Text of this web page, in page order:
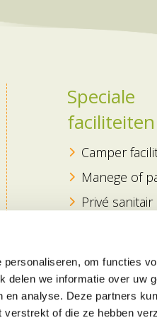
om functies
delen we informatie over uw
analyse. Deze partners
of die ze hebben
Speciale
faciliteiten
Camper
Manege of
Privé sanitair
Alle